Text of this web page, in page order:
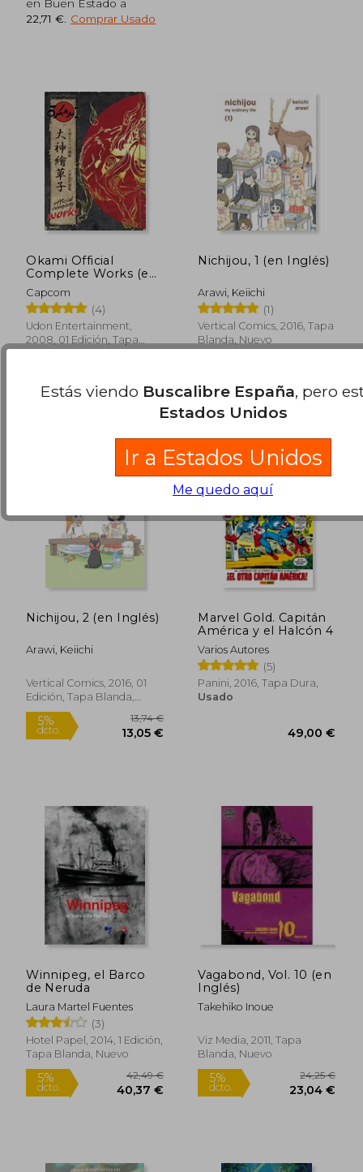
5%
dcto.
Rápido
5%
dcto.
Rápido
5%
dcto.
26,95 €
25,60 €
Rápido
en Buen Estado a
22,71 € Comprar Usado
Okami Official
Complete Works (en
Inglés)
Capcom
(4)
Udon Entertainment,
2008, 01 Edición, Tapa
Blanda, Nuevo
dcto. 34,32 €
Nichijou, 1 (en Inglés)
Arawi, Keiichi
(1)
Vertical Comics, 2016, Tapa
Blanda, Nuevo
dcto.
Nichijou, 2 (en Inglés)
Arawi, Keiichi
Vertical Comics, 2016, 01
Edición, Tapa Blanda,
Nuevo
Marvel Gold. Capitán
América y el Halcón 4
Varios Autores
(5)
Panini, 2016, Tapa Dura,
Usado
Winnipeg, el Barco
de Neruda
Laura Martel Fuentes
(3)
Hotel Papel, 2014, 1 Edición,
Tapa Blanda, Nuevo
Vagabond, Vol. 10 (en
Inglés)
Takehiko Inoue
Viz Media, 2011, Tapa
Blanda, Nuevo
Estás viendo Buscalibre España, pero
Estados Unidos
Ir a Estados Unidos
Me quedo aquí